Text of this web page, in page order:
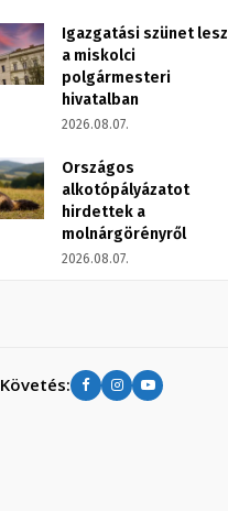
Igazgatási szünet lesz
a miskolci
polgármesteri
hivatalban
2026.08.07.
Országos
alkotópályázatot
hirdettek a
molnárgörényről
2026.08.07.
Követés: